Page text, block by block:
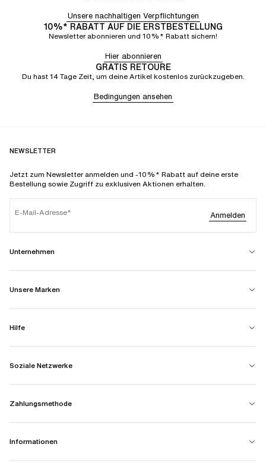
Unsere nachhaltigen Verpflichtungen
10%* RABATT AUF DIE ERSTBESTELLUNG
Newsletter abonnieren und 10%* Rabatt sichern!
Hier abonnieren
GRATIS RETOURE
Du hast 14 Tage Zeit, um deine Artikel kostenlos zurückzugeben.
Bedingungen ansehen
NEWSLETTER
Jetzt zum Newsletter anmelden und -10%* Rabatt auf deine erste
Bestellung sowie Zugriff zu exklusiven Aktionen erhalten.
E-Mail-Adresse Anmelden
Unternehmen
Unsere Marken
Hilfe
Soziale Netzwerke
Zahlungsmethode
Informationen